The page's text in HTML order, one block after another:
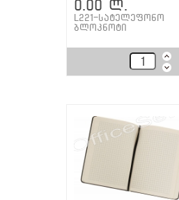
0.00 ლ.
L221-სატელეფონო
ბლოკნოტი